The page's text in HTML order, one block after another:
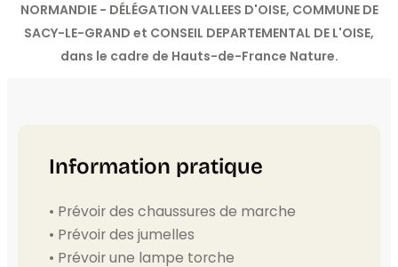
NORMANDIE - DÉLÉGATION VALLEES D'OISE, COMMUNE DE
SACY-LE-GRAND et CONSEIL DEPARTEMENTAL DE L'OISE,
dans le cadre de Hauts-de-France Nature.
Information pratique
• Prévoir des chaussures de marche
• Prévoir des jumelles
• Prévoir une lampe torche